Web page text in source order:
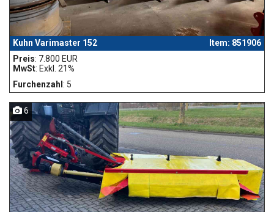
Kuhn Varimaster 152
Item: 851906
Preis: 7.800 EUR
MwSt: Exkl. 21%
Furchenzahl : 5
6